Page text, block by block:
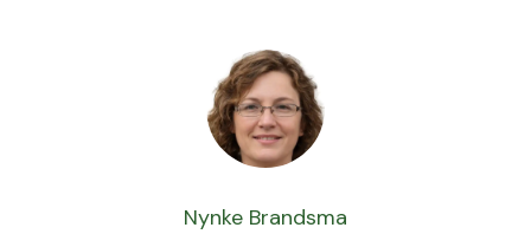
Nynke Brandsma